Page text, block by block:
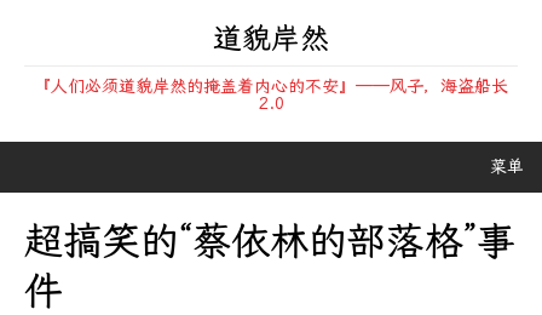
道貌岸然
『人们必须道貌岸然的掩盖着内心的不安』——风子，海盗船长
2.0
菜单
超搞笑的“蔡依林的部落格”事
件